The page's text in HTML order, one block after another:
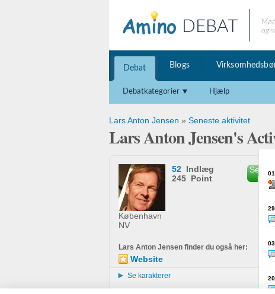
DEBAT
og
Debat Blogs
Debatkategorier Hjælp
Lars Anton Jensen » Seneste aktivitet
Lars Anton Jensen's
København
NV
52 Indlæg
245 Point
Send
Lars Anton Jensen finder du også her:
Website
Se karakterer